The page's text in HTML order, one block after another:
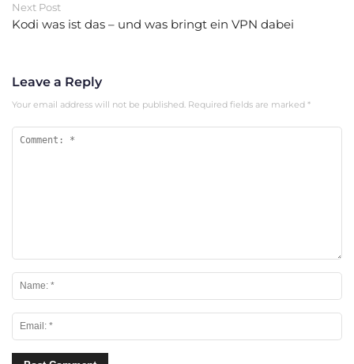
Next Post
Kodi was ist das – und was bringt ein VPN dabei
Leave a Reply
Your email address will not be published. Required fields are marked *